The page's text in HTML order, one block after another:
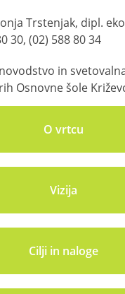
Trstenjak, dipl.
30, (02) 588 80 34
in
Osnovne šole
O vrtcu
Vizija
Cilji in naloge